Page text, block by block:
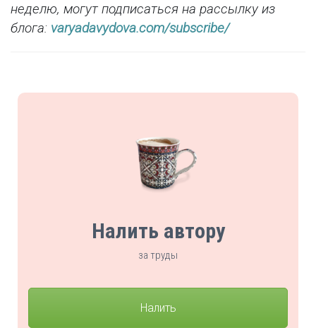
неделю, могут подписаться на рассылку из
блога: varyadavydova.com/subscribe/
Налить автору
за труды
Налить